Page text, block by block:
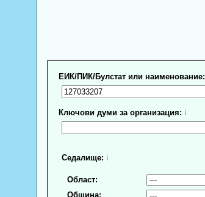
ЕИК/ПИК/Булстат или наименование:
Ключови думи за организация: ℹ
Седалище: ℹ
Област:
Община: